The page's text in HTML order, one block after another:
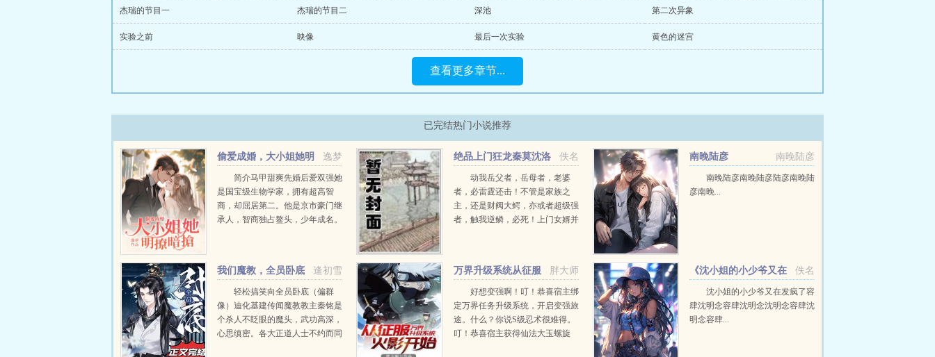
杰瑞的节目一 杰瑞的节目二 深池 第二次异象
实验之前 映像 最后一次实验 黄色的迷宫
查看更多章节...
已完结热门小说推荐
逸梦
偷爱成婚，大小姐她明
抢暗撩简介马甲甜爽先婚后爱双强她
是国宝级生物学家，拥有超高智
商，却屈居第二。他是京市豪门继
承人，智商独占鳌头，少年成名。
佚名
绝品上门狂龙秦莫沈洛
动我岳父者，岳母者，老婆
者，必雷霆还击！不管是家族之
主，还是财阀大鳄，亦或者超级强
者，触我逆鳞，必死！上门女婿并
南晚陆彦
南晚陆彦
南晚陆彦南晚陆彦陆彦南晚陆
彦南晚...
逢初雪
我们魔教，全员卧底
轻松搞笑向全员卧底（偏群
像）迪化基建传闻魔教教主秦铭是
个杀人不眨眼的魔头，武功高深，
心思缜密。各大正道人士不约而同
胖大师
万界升级系统从征服
火影开始
好想变强啊！叮！恭喜宿主绑
定万界任务升级系统，开启变强旅
途。什么？你说S级忍术很难得。
叮！恭喜宿主获得仙法大玉螺旋
佚名
《沈小姐的小少爷又在
发疯了》容肆沈明念
沈小姐的小少爷又在发疯了容
肆沈明念容肆沈明念沈明念容肆沈
明念容肆...